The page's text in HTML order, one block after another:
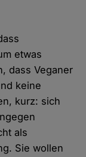
etwas
dass Veganer
keine
kurz: sich
als
Sie wollen